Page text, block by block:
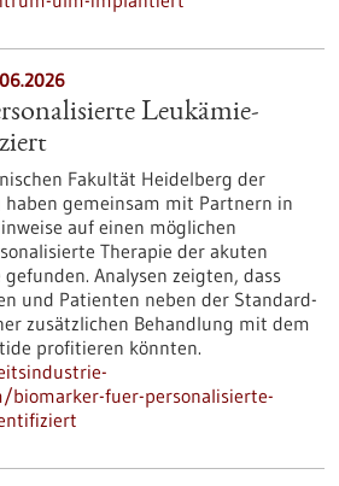
Leukämie-
Fakultät Heidelberg der
gemeinsam mit Partnern in
auf einen möglichen
Therapie der akuten
Analysen zeigten, dass
und Patienten neben der Standard-
zusätzlichen Behandlung mit dem
profitieren könnten.
fuer-personalisierte-